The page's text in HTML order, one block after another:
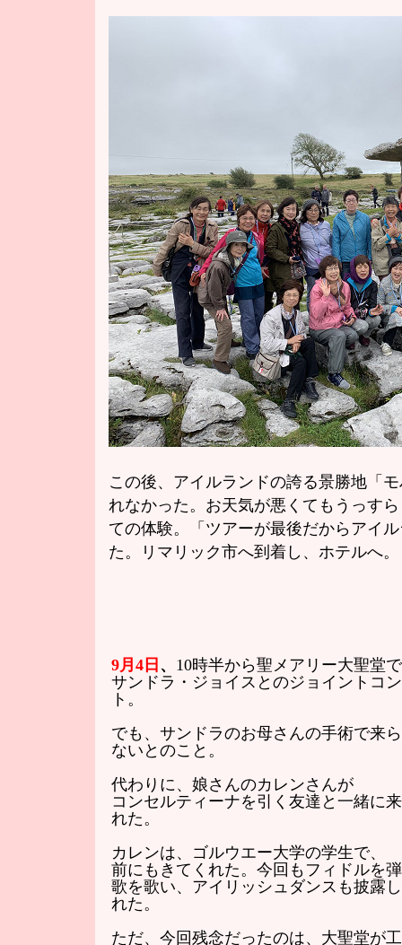
この後、アイルランドの誇る景勝地「
れなかった。お天気が悪くてもうっす
ての体験。「ツアーが最後だからアイ
た。リマリック市へ到着し、ホテルへ。
9月4日 、 10時半から聖メアリー大聖堂で
サンドラ・ジョイスとのジョイントコ
ト。
でも、サンドラのお母さんの手術で来
ないとのこと。
代わりに、娘さんのカレンさんが
コンセルティーナを引く友達と一緒に
れた。
カレンは、ゴルウエー大学の学生で、
前にもきてくれた。今回もフィドルを
歌を歌い、アイリッシュダンスも披露
れた。
ただ、今回残念だったのは、大聖堂が